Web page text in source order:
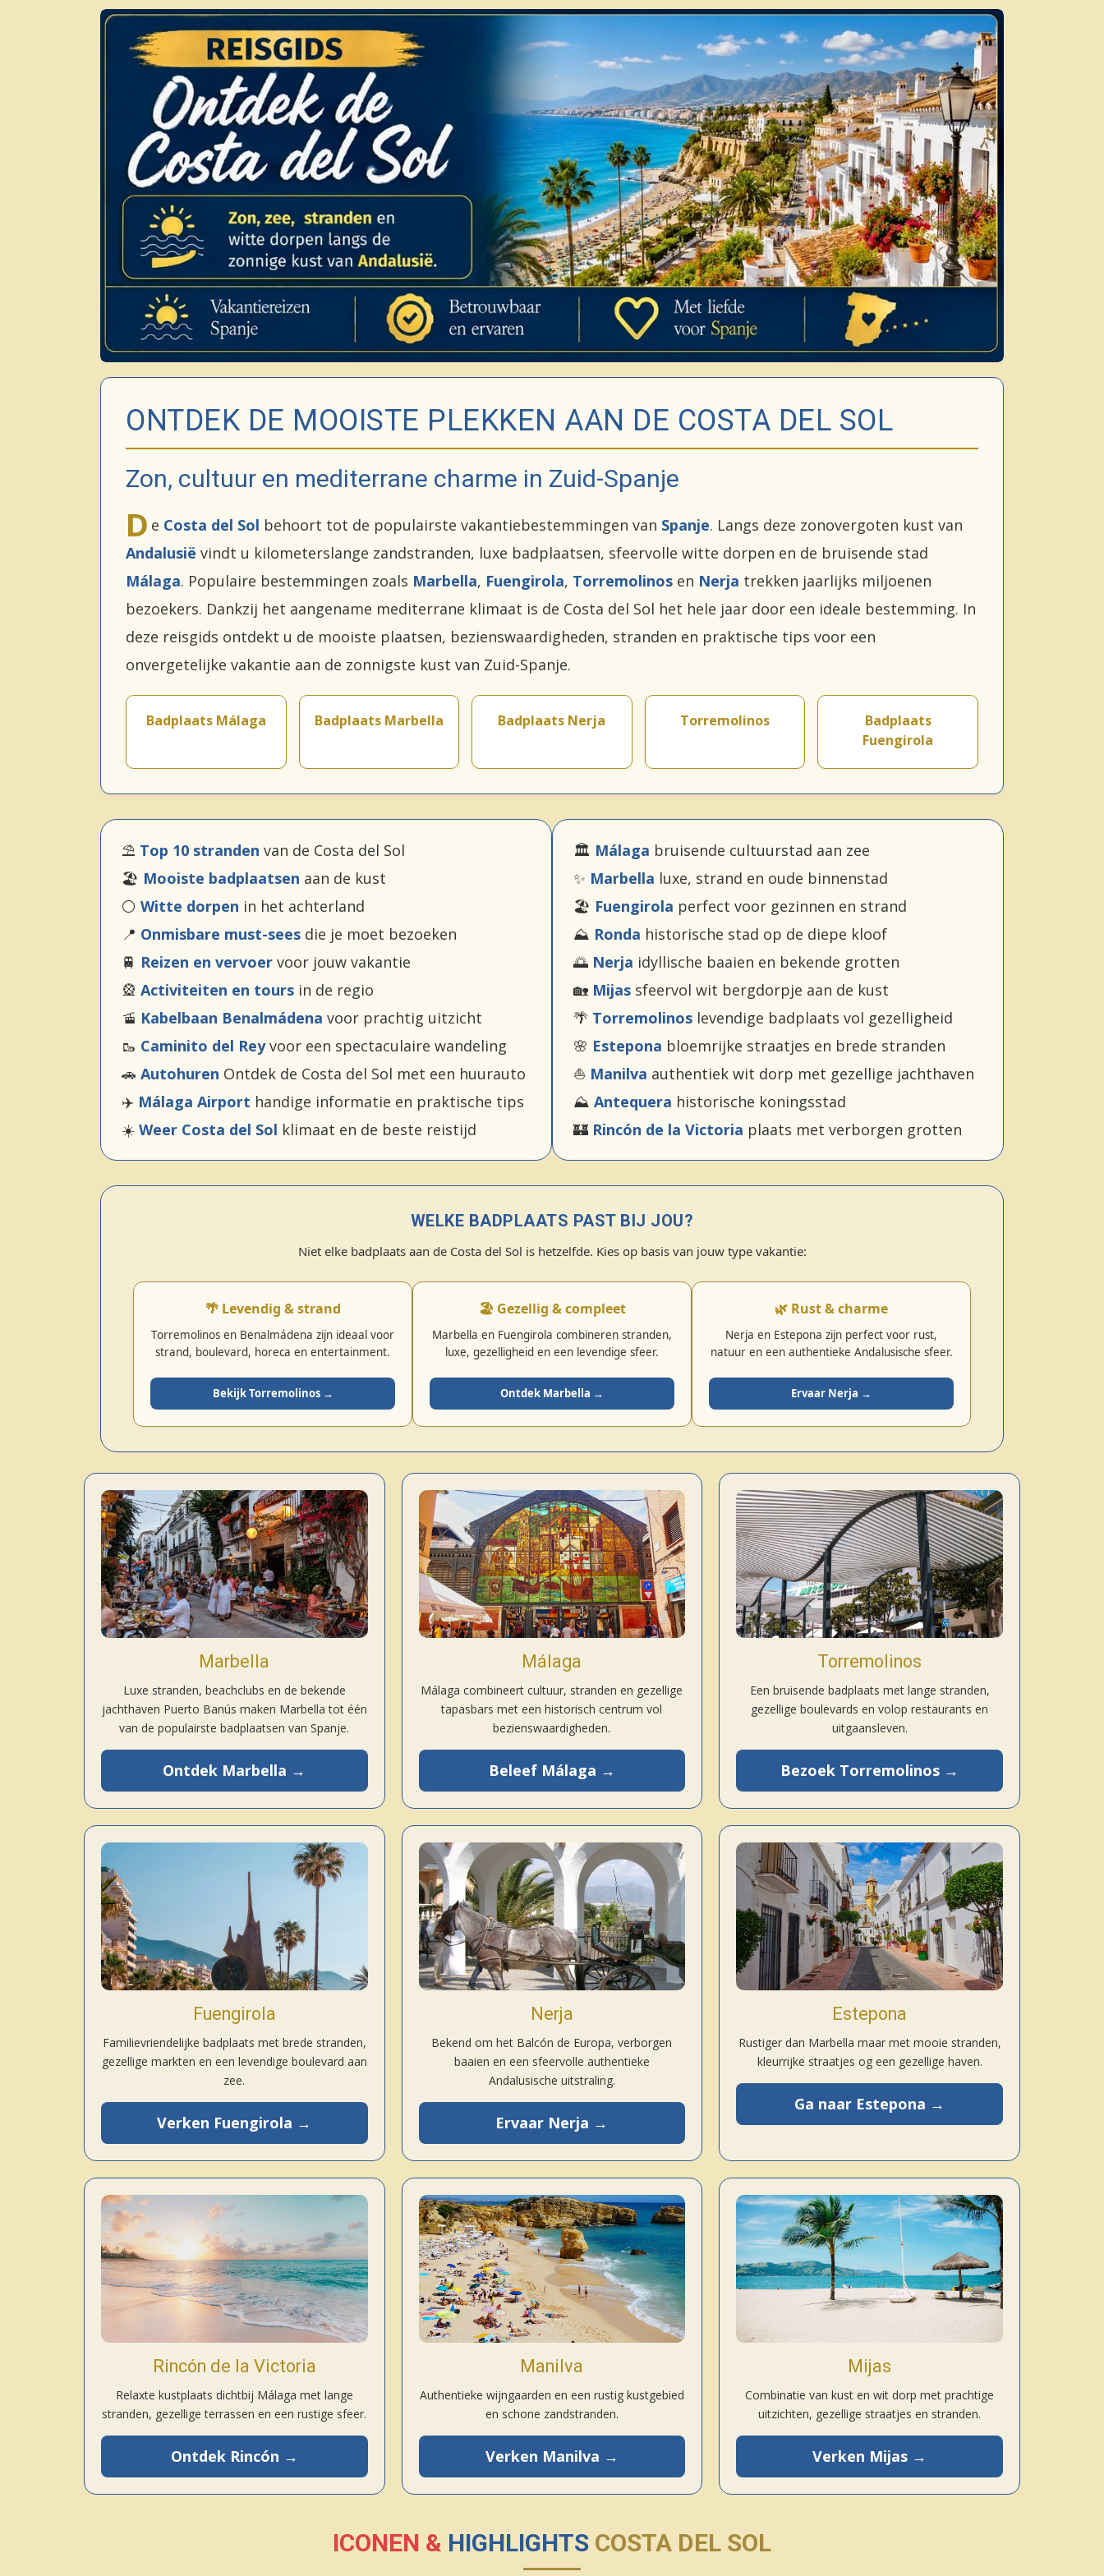
ONTDEK DE MOOISTE PLEKKEN AAN DE COSTA DEL SOL
Zon, cultuur en mediterrane charme in Zuid-Spanje
D e Costa del Sol behoort tot de populairste vakantiebestemmingen van Spanje. Langs deze zonovergoten kust van
Andalusië vindt u kilometerslange zandstranden, luxe badplaatsen, sfeervolle witte dorpen en de bruisende stad
Málaga. Populaire bestemmingen zoals Marbella, Fuengirola, Torremolinos en Nerja trekken jaarlijks miljoenen
bezoekers. Dankzij het aangename mediterrane klimaat is de Costa del Sol het hele jaar door een ideale bestemming. In
deze reisgids ontdekt u de mooiste plaatsen, bezienswaardigheden, stranden en praktische tips voor een
onvergetelijke vakantie aan de zonnigste kust van Zuid-Spanje.
Badplaats Málaga Badplaats Marbella Badplaats Nerja Torremolinos
Badplaats
Fuengirola
⛱️ Top 10 stranden van de Costa del Sol
🏖️ Mooiste badplaatsen aan de kust
⚪ Witte dorpen in het achterland
📍 Onmisbare must-sees die je moet bezoeken
🚆 Reizen en vervoer voor jouw vakantie
🎡 Activiteiten en tours in de regio
🚡 Kabelbaan Benalmádena voor prachtig uitzicht
🥾 Caminito del Reyvoor een spectaculaire wandeling
🚗 Autohuren Ontdek de Costa del Sol met een huurauto
✈️ Málaga Airport handige informatie en praktische tips
☀️ Weer Costa del Sol klimaat en de beste reistijd
🏛️ Málaga bruisende cultuurstad aan zee
✨ Marbella luxe, strand en oude binnenstad
🏖️ Fuengirola perfect voor gezinnen en strand
⛰️ Ronda historische stad op de diepe kloof
🌅 Nerja idyllische baaien en bekende grotten
🏡 Mijas sfeervol wit bergdorpje aan de kust
🌴 Torremolinos levendige badplaats vol gezelligheid
🌸 Estepona bloemrijke straatjes en brede stranden
⛵ Manilva authentiek wit dorp met gezellige jachthaven
⛰️ Antequera historische koningsstad
🏰 Rincón de la Victoria plaats met verborgen grotten
WELKE BADPLAATS PAST BIJ JOU?
Niet elke badplaats aan de Costa del Sol is hetzelfde. Kies op basis van jouw type vakantie:
🌴 Levendig & strand
Torremolinos en Benalmádena zijn ideaal voor
strand, boulevard, horeca en entertainment.
Bekijk Torremolinos →
🏖️ Gezellig & compleet
Marbella en Fuengirola combineren stranden,
luxe, gezelligheid en een levendige sfeer.
Ontdek Marbella →
🌿 Rust & charme
Nerja en Estepona zijn perfect voor rust,
natuur en een authentieke Andalusische sfeer.
Ervaar Nerja →
Marbella
Luxe stranden, beachclubs en de bekende
jachthaven Puerto Banús maken Marbella tot één
van de populairste badplaatsen van Spanje.
Ontdek Marbella →
Málaga
Málaga combineert cultuur, stranden en gezellige
tapasbars met een historisch centrum vol
bezienswaardigheden.
Beleef Málaga →
Torremolinos
Een bruisende badplaats met lange stranden,
gezellige boulevards en volop restaurants en
uitgaansleven.
Bezoek Torremolinos →
Fuengirola
Familievriendelijke badplaats met brede stranden,
gezellige markten en een levendige boulevard aan
zee.
Verken Fuengirola →
Nerja
Bekend om het Balcón de Europa, verborgen
baaien en een sfeervolle authentieke
Andalusische uitstraling.
Ervaar Nerja →
Estepona
Rustiger dan Marbella maar met mooie stranden,
kleurrijke straatjes og een gezellige haven.
Ga naar Estepona →
Rincón de la Victoria
Relaxte kustplaats dichtbij Málaga met lange
stranden, gezellige terrassen en een rustige sfeer.
Ontdek Rincón →
Manilva
Authentieke wijngaarden en een rustig kustgebied
en schone zandstranden.
Verken Manilva →
Mijas
Combinatie van kust en wit dorp met prachtige
uitzichten, gezellige straatjes en stranden.
Verken Mijas →
ICONEN & HIGHLIGHTS COSTA DEL SOL